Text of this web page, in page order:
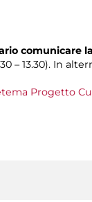
comunicare
– 13.30). In
Progetto